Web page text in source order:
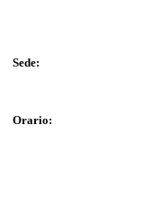
Sede:
Orario: